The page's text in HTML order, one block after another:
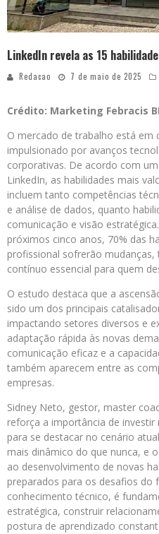
LinkedIn revela as 15
Redacao 7 de maio de 2025
Crédito: Marketing Febracis
O mercado de trabalho está
impulsionado por avanços
corporativas. De acordo com
LinkedIn, as habilidades mais
incluem tanto competências
e análise de dados, quanto
comunicação e visão
próximos cinco anos, 70% das
profissional sofrerão
contínuo essencial para quem
O estudo destaca que a
sido um dos principais
impactando setores diversos e
adaptação rápida às novas
comunicação eficaz e a
também aparecem entre as
empresas.
Sidney Neto, gestor, master
reforça a importância de
para se destacar no cenário
mais dinâmico do que nunca, e
ao desenvolvimento de novas
preparados para os desafios do
conhecimento técnico, é
estratégica, construir
postura de aprendizado